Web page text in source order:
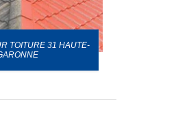
TOITURE 31 HAUTE-